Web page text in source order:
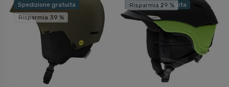
Spedizione gratuita
Risparmia 39 %
Spedizione gratuita
Risparmia 29 %